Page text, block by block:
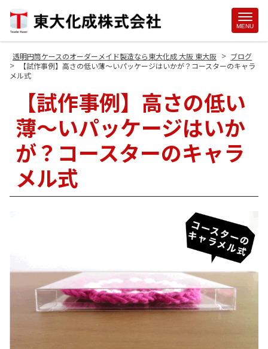
MENU
透明円筒ケースのオーダーメイド製造なら東大化成 大阪 東大阪 > ブログ
>
【試作事例】高さの低い薄～いパッケージはいかが？コースターのキャラ
メル式
【試作事例】高さの低い
薄～いパッケージはいか
が？コースターのキャラ
メル式
Site
Footer